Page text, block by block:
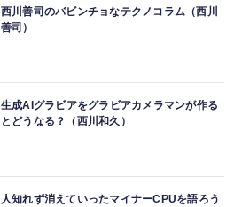
西川善司のバビンチョなテクノコラム（西川
善司）
生成AIグラビアをグラビアカメラマンが作る
とどうなる？（西川和久）
人知れず消えていったマイナーCPUを語ろう